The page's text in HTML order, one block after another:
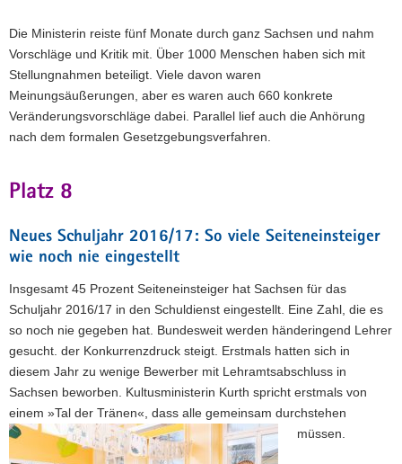
Die Ministerin reiste fünf Monate durch ganz Sachsen und nahm
Vorschläge und Kritik mit. Über 1000 Menschen haben sich mit
Stellungnahmen beteiligt. Viele davon waren
Meinungsäußerungen, aber es waren auch 660 konkrete
Veränderungsvorschläge dabei. Parallel lief auch die Anhörung
nach dem formalen Gesetzgebungsverfahren.
Platz 8
Neues Schuljahr 2016/17: So viele Seiteneinsteiger
wie noch nie eingestellt
Insgesamt 45 Prozent Seiteneinsteiger hat Sachsen für das
Schuljahr 2016/17 in den Schuldienst eingestellt. Eine Zahl, die es
so noch nie gegeben hat. Bundesweit werden händeringend Lehrer
gesucht. der Konkurrenzdruck steigt. Erstmals hatten sich in
diesem Jahr zu wenige Bewerber mit Lehramtsabschluss in
Sachsen beworben. Kultusministerin Kurth spricht erstmals von
einem »Tal der Tränen«, dass alle gemeinsam durchstehen
müssen.